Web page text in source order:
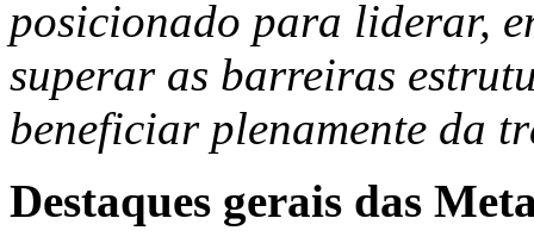
posicionado para liderar,
superar as barreiras
beneficiar plenamente da
Destaques gerais das